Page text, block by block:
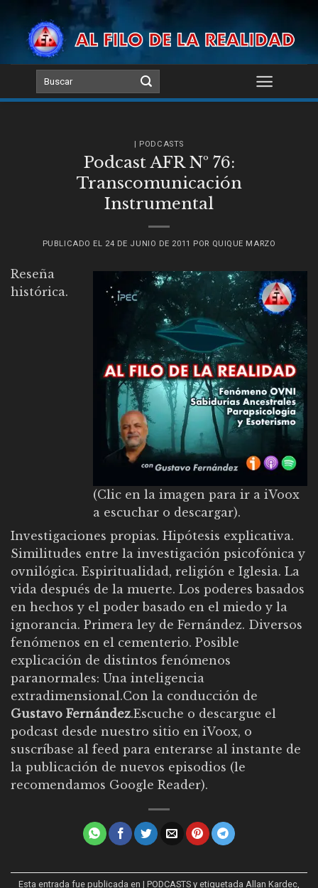
content
| PODCASTS
Podcast AFR Nº 76:
Transcomunicación
Instrumental
PUBLICADO EL 24 DE JUNIO DE 2011 POR QUIQUE MARZO
(Clic en la imagen para ir a iVoox
a escuchar o descargar).
Reseña
histórica.
Investigaciones propias. Hipótesis explicativa.
Similitudes entre la investigación psicofónica y
ovnilógica. Espiritualidad, religión e Iglesia. La
vida después de la muerte. Los poderes basados
en hechos y el poder basado en el miedo y la
ignorancia. Primera ley de Fernández. Diversos
fenómenos en el cementerio. Posible
explicación de distintos fenómenos
paranormales: Una inteligencia
extradimensional.Con la conducción de
Gustavo Fernández.Escuche o descargue el
podcast desde nuestro sitio en iVoox, o
suscríbase al feed para enterarse al instante de
la publicación de nuevos episodios (le
recomendamos Google Reader).
Esta entrada fue publicada en | PODCASTS y etiquetada Allan Kardec